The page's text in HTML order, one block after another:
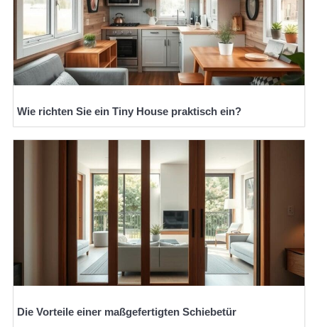
Wie richten Sie ein Tiny House praktisch ein?
Die Vorteile einer maßgefertigten Schiebetür